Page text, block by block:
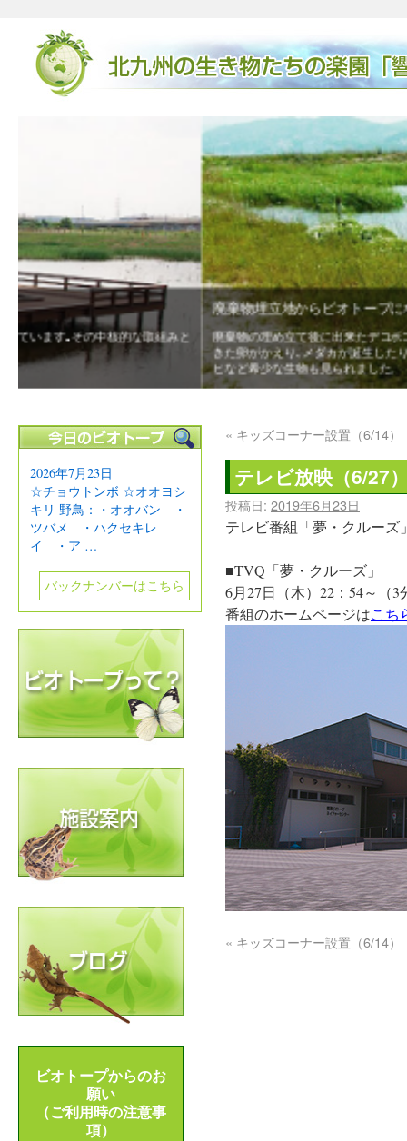
廃棄物埋立地からビオトープになるまで
廃棄物の埋め立て後に出来たデコボコの地形が､湿地や淡水池､草原
きた卵がかえり､メダカが誕生したり､ガレキに卵を産み繋殖するコ
ヒなど希少な生物も見られました。
« キッズコーナー設置（6/14）
テレビ放映（6/27
投稿日: 2019年6月23日
テレビ番組「夢・クルー
■TVQ「夢・クルーズ」
6月27日（木）22：54～（3
番組のホームページはこち
« キッズコーナー設置（6/14）
2026年7月23日
☆チョウトンボ ☆オオヨシ
キリ 野鳥：・オオバン ・
ツバメ ・ハクセキレ
イ ・ア …
バックナンバーはこちら
ビオトープからのお
願い
（ご利用時の注意事
項）